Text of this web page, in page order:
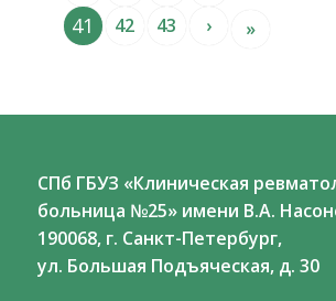
41 42 43 › »
СПб ГБУЗ «Клиническая
больница №25» имени В.А.
190068, г. Санкт-Петербург,
ул. Большая Подъяческая, д. 30